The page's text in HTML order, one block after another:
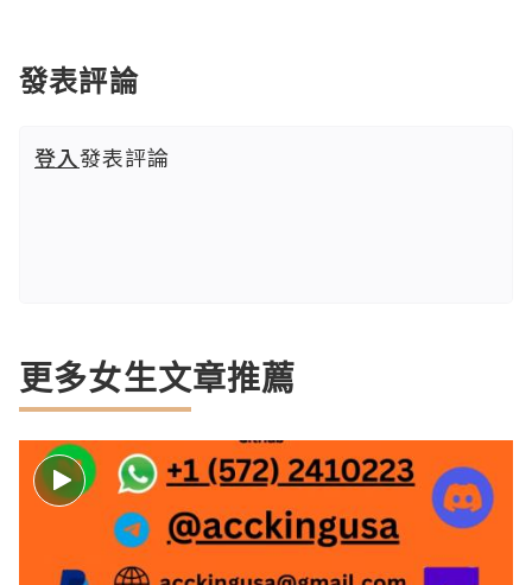
發表評論
登入發表評論
更多女生文章推薦